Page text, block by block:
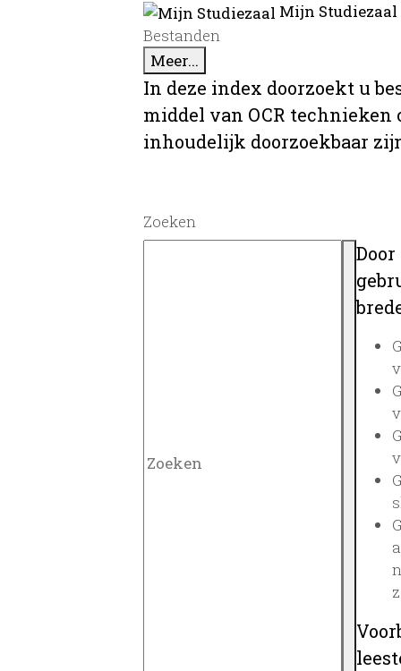
Mijn
Bestanden
Meer...
In deze index doorzoekt u
middel van OCR
inhoudelijk doorzoekbaar
Zoeken